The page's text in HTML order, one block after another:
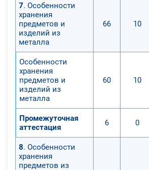
7. Особенности
хранения
предметов и
изделий из
металла
66 10
Особенности
хранения
предметов и
изделий из
металла
60 10
Промежуточная
аттестация
6 0
8. Особенности
хранения
предметов из